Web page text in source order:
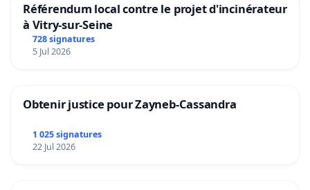
Référendum local contre le projet d'incinérateur
à Vitry-sur-Seine
728 signatures
5 Jul 2026
Obtenir justice pour Zayneb-Cassandra
1 025 signatures
22 Jul 2026